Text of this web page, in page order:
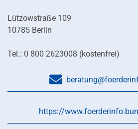
Lützowstraße 109
10785 Berlin
Tel.: 0 800 2623008 (kostenfrei)
https://